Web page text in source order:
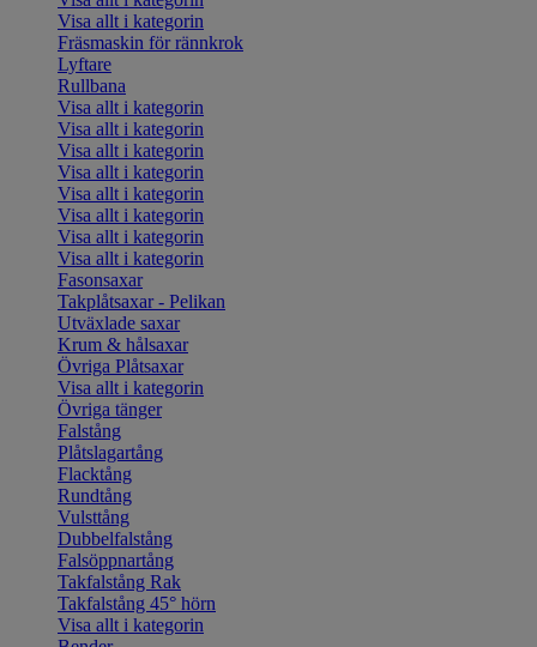
Visa allt i kategorin
Fräsmaskin för rännkrok
Lyftare
Rullbana
Visa allt i kategorin
Visa allt i kategorin
Visa allt i kategorin
Visa allt i kategorin
Visa allt i kategorin
Visa allt i kategorin
Visa allt i kategorin
Visa allt i kategorin
Fasonsaxar
Takplåtsaxar - Pelikan
Utväxlade saxar
Krum & hålsaxar
Övriga Plåtsaxar
Visa allt i kategorin
Övriga tänger
Falstång
Plåtslagartång
Flacktång
Rundtång
Vulsttång
Dubbelfalstång
Falsöppnartång
Takfalstång Rak
Takfalstång 45° hörn
Visa allt i kategorin